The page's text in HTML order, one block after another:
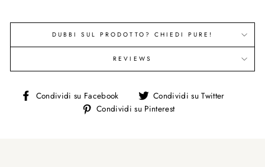
DUBBI SUL PRODOTTO? CHIEDI PURE!
REVIEWS
Condividi su Facebook
Condividi
su
Condividi su Twitter
Condividi su Pinterest